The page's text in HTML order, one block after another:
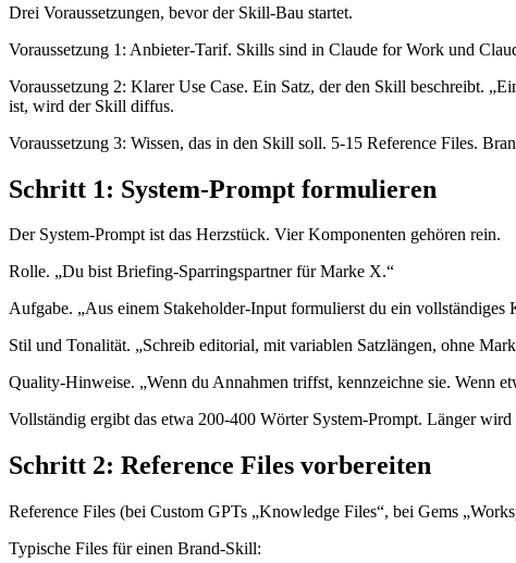
Drei Voraussetzungen, bevor der Skill-Bau startet.
Voraussetzung 1: Anbieter-Tarif. Skills sind in Claude for Work und
Voraussetzung 2: Klarer Use Case. Ein Satz, der den Skill beschreibt.
ist, wird der Skill diffus.
Voraussetzung 3: Wissen, das in den Skill soll. 5-15 Reference Files.
Schritt 1: System-Prompt formulieren
Der System-Prompt ist das Herzstück. Vier Komponenten gehören rein.
Rolle. „Du bist Briefing-Sparringspartner für Marke X.“
Aufgabe. „Aus einem Stakeholder-Input formulierst du ein
Stil und Tonalität. „Schreib editorial, mit variablen Satzlängen, ohne
Quality-Hinweise. „Wenn du Annahmen triffst, kennzeichne sie. Wenn
Vollständig ergibt das etwa 200-400 Wörter System-Prompt. Länger wird
Schritt 2: Reference Files vorbereiten
Reference Files (bei Custom GPTs „Knowledge Files“, bei Gems
Typische Files für einen Brand-Skill: